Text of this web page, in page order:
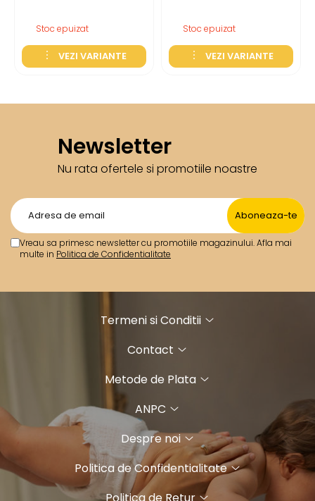
Stoc epuizat
VEZI VARIANTE
Stoc epuizat
VEZI VARIANTE
Newsletter
Nu rata ofertele si promotiile noastre
Vreau sa primesc newsletter cu promotiile magazinului. Afla mai
multe in Politica de Confidentialitate
Termeni si Conditii
Contact
Metode de Plata
ANPC
Despre noi
Politica de Confidentialitate
Politica de Retur